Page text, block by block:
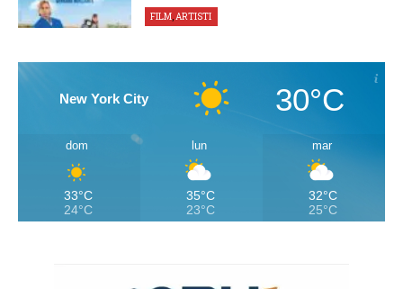
FILM,ARTISTI
New York City 30°C
dom
33°C
24°C
lun
35°C
23°C
mar
32°C
25°C